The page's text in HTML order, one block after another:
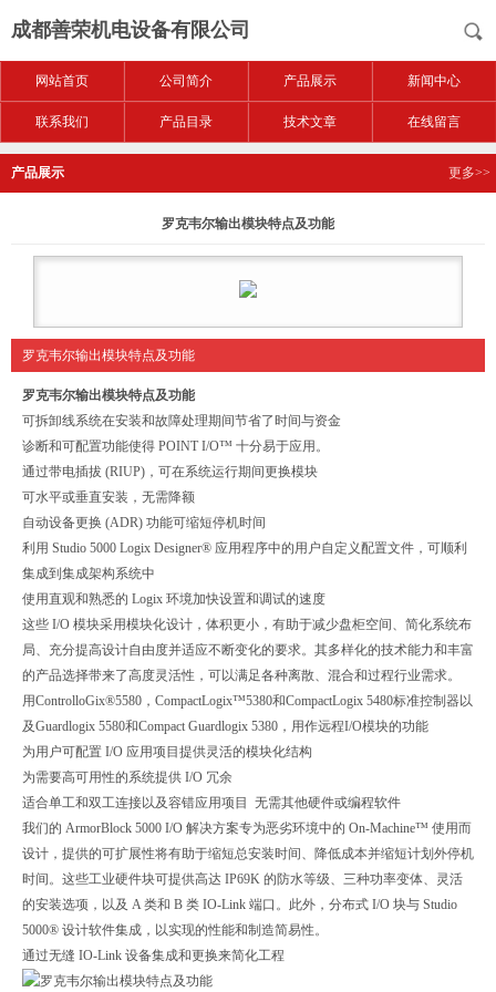
成都善荣机电设备有限公司
网站首页 公司简介 产品展示 新闻中心
联系我们 产品目录 技术文章 在线留言
产品展示 更多>>
罗克韦尔输出模块特点及功能
罗克韦尔输出模块特点及功能
罗克韦尔输出模块特点及功能
可拆卸线系统在安装和故障处理期间节省了时间与资金
诊断和可配置功能使得 POINT I/O™ 十分易于应用。
通过带电插拔 (RIUP)，可在系统运行期间更换模块
可水平或垂直安装，无需降额
自动设备更换 (ADR) 功能可缩短停机时间
利用 Studio 5000 Logix Designer® 应用程序中的用户自定义配置文件，可顺利
集成到集成架构系统中
使用直观和熟悉的 Logix 环境加快设置和调试的速度
这些 I/O 模块采用模块化设计，体积更小，有助于减少盘柜空间、简化系统布
局、充分提高设计自由度并适应不断变化的要求。其多样化的技术能力和丰富
的产品选择带来了高度灵活性，可以满足各种离散、混合和过程行业需求。
用ControlloGix®5580，CompactLogix™5380和CompactLogix 5480标准控制器以
及Guardlogix 5580和Compact Guardlogix 5380，用作远程I/O模块的功能
为用户可配置 I/O 应用项目提供灵活的模块化结构
为需要高可用性的系统提供 I/O 冗余
适合单工和双工连接以及容错应用项目 无需其他硬件或编程软件
我们的 ArmorBlock 5000 I/O 解决方案专为恶劣环境中的 On-Machine™ 使用而
设计，提供的可扩展性将有助于缩短总安装时间、降低成本并缩短计划外停机
时间。这些工业硬件块可提供高达 IP69K 的防水等级、三种功率变体、灵活
的安装选项，以及 A 类和 B 类 IO-Link 端口。此外，分布式 I/O 块与 Studio
5000® 设计软件集成，以实现的性能和制造简易性。
通过无缝 IO-Link 设备集成和更换来简化工程